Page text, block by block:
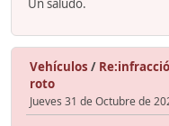
Vehículos /
roto
Jueves 31 de Octubre de